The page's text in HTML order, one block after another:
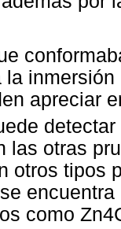
la
apreciar
las otras
otros tipos
como